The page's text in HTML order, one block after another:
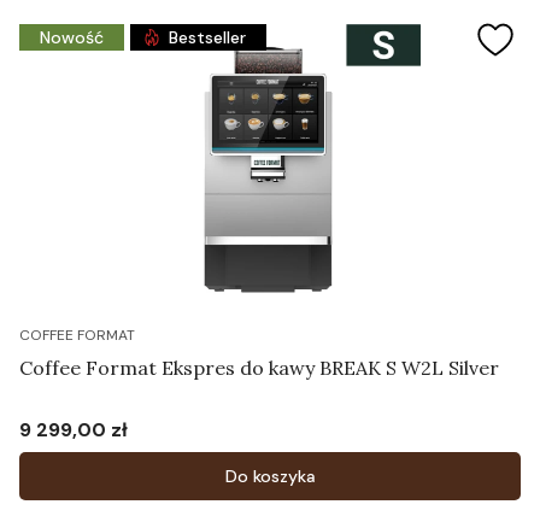
Nowość Bestseller
COFFEE FORMAT
Coffee Format Ekspres do kawy BREAK S W2L Silver
Cena
9 299,00 zł
Do koszyka